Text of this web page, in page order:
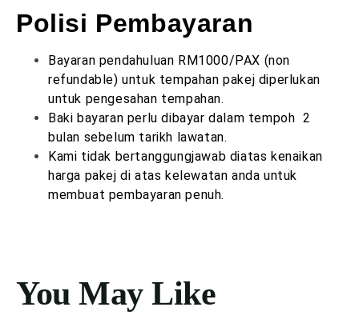
Polisi Pembayaran
Bayaran pendahuluan RM1000/PAX (non
refundable) untuk tempahan pakej diperlukan
untuk pengesahan tempahan.
Baki bayaran perlu dibayar dalam tempoh 2
bulan sebelum tarikh lawatan.
Kami tidak bertanggungjawab diatas kenaikan
harga pakej di atas kelewatan anda untuk
membuat pembayaran penuh.
You May Like